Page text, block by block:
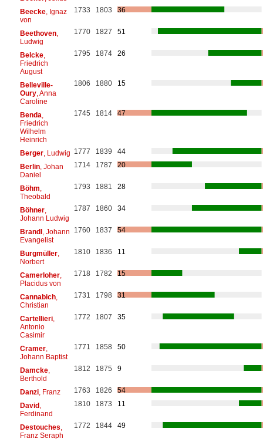
Beecke, Ignaz
von
1733 1803 36
Beethoven,
Ludwig
1770 1827 51
Belcke,
Friedrich
August
1795 1874 26
Belleville-
Oury, Anna
Caroline
1806 1880 15
Benda
Friedrich
Wilhelm
Heinrich
1745 1814 47
Berger, Ludwig 1777 1839
44
Berlin, Johan
Daniel
1714 1787 20
Böhm
Theobald
1793 1881 28
Böhner,
Johann Ludwig
1787 1860 34
Brandl, Johann
Evangelist
1760 1837 54
Burgmüller,
Norbert
1810 1836 11
Camerloher,
Placidus von
1718 1782 15
Cannabich,
Christian
1731 1798 31
Cartellieri,
Antonio
Casimir
1772 1807 35
Cramer,
Johann Baptist
1771 1858 50
Damcke,
Berthold
1812 1875 9
Danzi, Franz 1763 1826
54
David,
Ferdinand
1810 1873 11
Destouches
Franz Seraph
1772 1844 49